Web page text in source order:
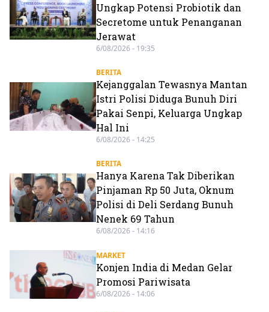
Ungkap Potensi Probiotik dan
Secretome untuk Penanganan
Jerawat
6/08/2026 - 19:35
BERITA
Kejanggalan Tewasnya Mantan
Istri Polisi Diduga Bunuh Diri
Pakai Senpi, Keluarga Ungkap
Hal Ini
6/08/2026 - 14:25
BERITA
Hanya Karena Tak Diberikan
Pinjaman Rp 50 Juta, Oknum
Polisi di Deli Serdang Bunuh
Nenek 69 Tahun
6/08/2026 - 14:16
MARKET
Konjen India di Medan Gelar
Promosi Pariwisata
6/08/2026 - 14:06